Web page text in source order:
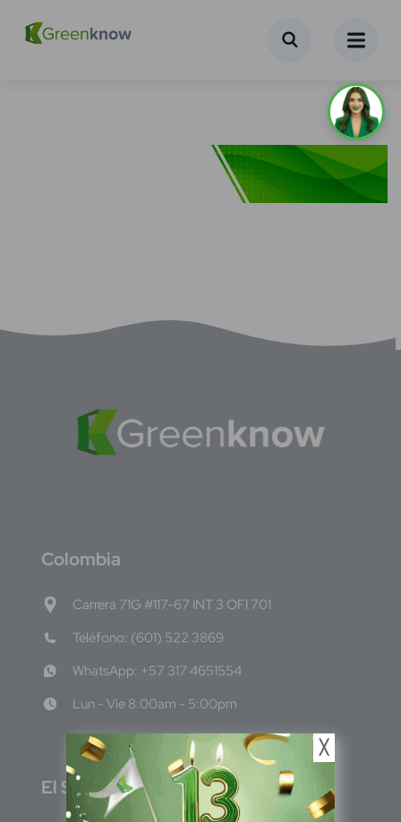
Colombia
Carrera 71G #117-67 INT 3 OFI 701
Teléfono: (601) 522 3869
WhatsApp: +57 317 4651554
Lun - Vie 8:00am - 5:00pm
El Salvador
╳